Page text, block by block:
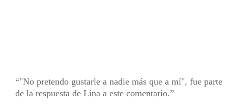
"No pretendo gustarle a nadie más que a mí", fue parte
de la respuesta de Lina a este comentario.